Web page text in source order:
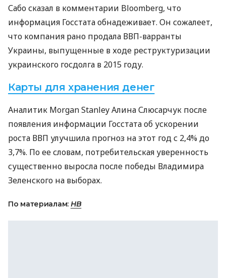
Сабо сказал в комментарии Bloomberg, что
информация Госстата обнадеживает. Он сожалеет,
что компания рано продала ВВП-варранты
Украины, выпущенные в ходе реструктуризации
украинского госдолга в 2015 году.
Карты для хранения денег
Аналитик Morgan Stanley Алина Слюсарчук после
появления информации Госстата об ускорении
роста ВВП улучшила прогноз на этот год с 2,4% до
3,7%. По ее словам, потребительская уверенность
существенно выросла после победы Владимира
Зеленского на выборах.
По материалам: НВ